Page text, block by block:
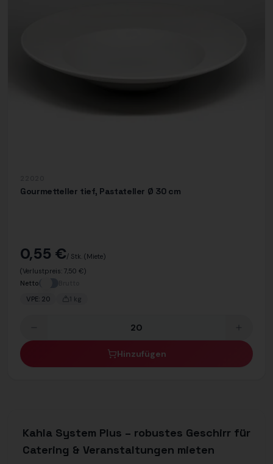
Gourmetteller tief, Pastateller Ø 30 cm
0,55 €/ Stk.(Miete)
(Verlustpreis: 7,50 €)
Netto
VPE: 20 1 kg
Hinzufügen
Kahla System Plus – robustes Geschirr für
Catering & Veranstaltungen mieten